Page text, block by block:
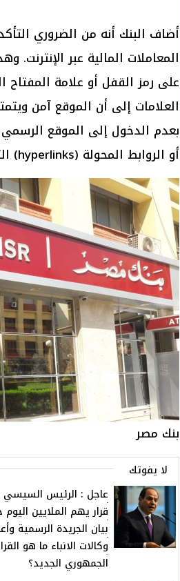
أضاف البنك أنه من الضروري
المعاملات المالية عبر
على رمز القفل أو علامة
العلامات إلى أن الموقع آمن
بعدم الدخول إلى الموقع الرسمي
أو الروابط المحولة (hyperlinks) التي قد تكون مصممة لخداع المستخدمين.
بنك مصر
لا يفوتك
عاجل : الرئيس السيسي
قرار يهم الملايين
بيان الجريدة الرسمية
وكالات الانباء ما هو
الجمهوري الجديد؟